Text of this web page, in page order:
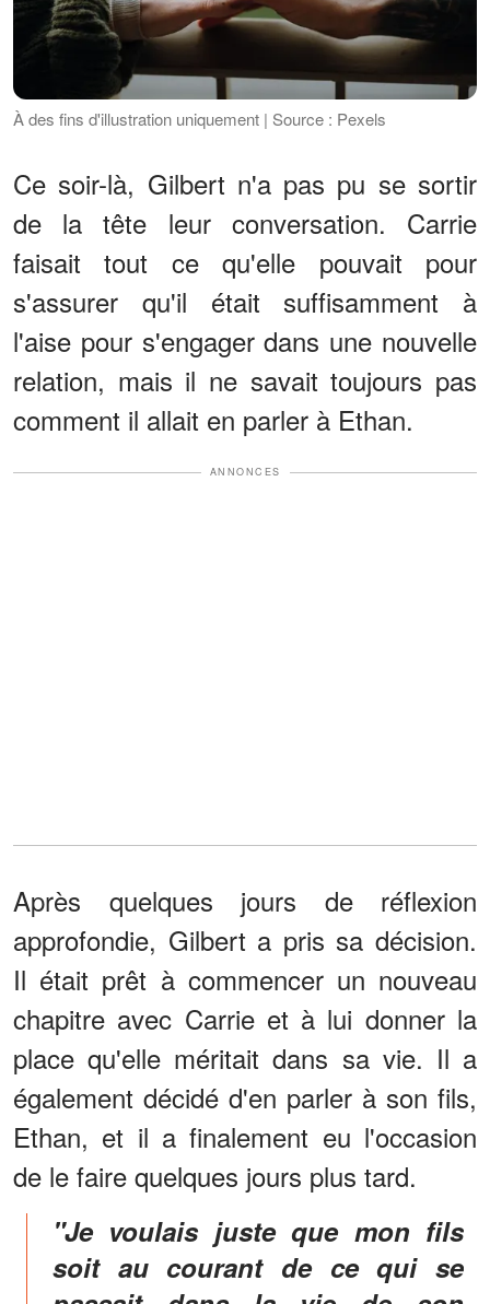
À des fins d'illustration uniquement | Source : Pexels
Ce soir-là, Gilbert n'a pas pu se sortir
de la tête leur conversation. Carrie
faisait tout ce qu'elle pouvait pour
s'assurer qu'il était suffisamment à
l'aise pour s'engager dans une nouvelle
relation, mais il ne savait toujours pas
comment il allait en parler à Ethan.
ANNONCES
Après quelques jours de réflexion
approfondie, Gilbert a pris sa décision.
Il était prêt à commencer un nouveau
chapitre avec Carrie et à lui donner la
place qu'elle méritait dans sa vie. Il a
également décidé d'en parler à son fils,
Ethan, et il a finalement eu l'occasion
de le faire quelques jours plus tard.
"Je voulais juste que mon fils
soit au courant de ce qui se